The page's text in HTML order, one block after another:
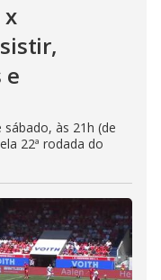
e
às 21h (de
22ª rodada do